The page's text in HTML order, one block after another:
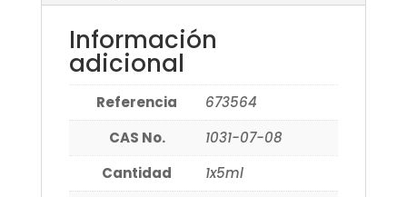
Información
adicional
Referencia
673564
CAS No.
1031-07-08
Cantidad
1x5ml